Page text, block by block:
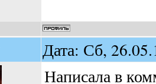
Дата: Сб,
Написала в